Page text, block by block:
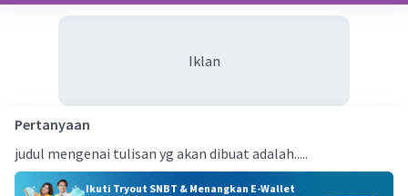
Iklan
Pertanyaan
judul mengenai tulisan yg akan dibuat adalah.....
Ikuti Tryout SNBT & Menangkan E-Wallet